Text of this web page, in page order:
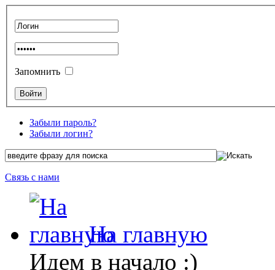
Запомнить
Забыли пароль?
Забыли логин?
Связь с нами
На главную
Идем в начало :)